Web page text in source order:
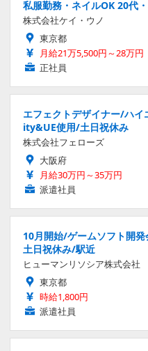
私服勤務・ネイルOK 20代
株式会社ケイ・ウノ
東京都
月給21万5,500円～28万円
正社員
エフェクトデザイナー/ハ
ity&UE使用/土日祝休み
株式会社フェローズ
大阪府
月給30万円～35万円
派遣社員
10月開始/ゲームソフト開
土日祝休み/駅近
ヒューマンリソシア株式会社
東京都
時給1,800円
派遣社員